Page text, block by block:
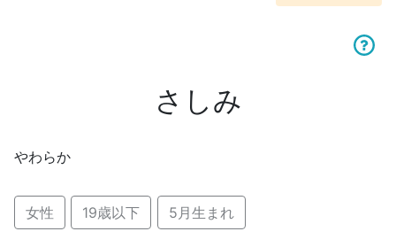
さしみ
やわらか
女性 19歳以下 5月生まれ